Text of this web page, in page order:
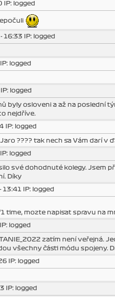
IP: logged
16:33 IP: logged
logged
logged
byly osloveni a až na poslední
nejdříve.
IP: logged
???? tak nech sa Vám darí v
logged
své dohodnuté kolegy. Jsem
Díky
13:41 IP: logged
time, mozte napisat spravu na
logged
zatím není veřejná.
všechny části módu spojeny.
IP: logged
IP: logged